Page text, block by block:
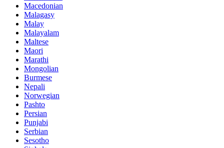
Macedonian
Malagasy
Malay
Malayalam
Maltese
Maori
Marathi
Mongolian
Burmese
Nepali
Norwegian
Pashto
Persian
Punjabi
Serbian
Sesotho